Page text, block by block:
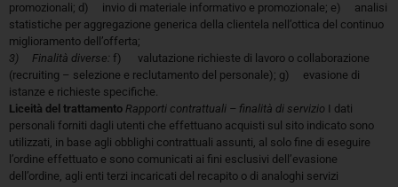
promozionali; d) invio di materiale informativo e promozionale; e) analisi
statistiche per aggregazione generica della clientela nell’ottica del continuo
miglioramento dell’offerta;
3) Finalità diverse: f) valutazione richieste di lavoro o collaborazione
(recruiting – selezione e reclutamento del personale); g) evasione di
istanze e richieste specifiche.
Liceità del trattamento Rapporti contrattuali – finalità di servizio I dati
personali forniti dagli utenti che effettuano acquisti sul sito indicato sono
utilizzati, in base agli obblighi contrattuali assunti, al solo fine di eseguire
l’ordine effettuato e sono comunicati ai fini esclusivi dell’evasione
dell’ordine, agli enti terzi incaricati del recapito o di analoghi servizi